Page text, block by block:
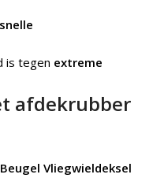
snelle
is tegen extreme
afdekrubber
Vliegwieldeksel